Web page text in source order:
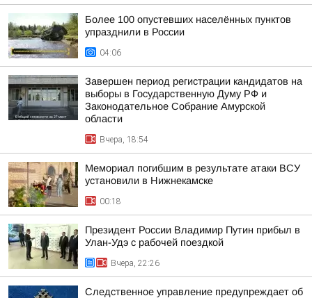
Более 100 опустевших населённых пунктов
упразднили в России
04:06
Завершен период регистрации кандидатов на
выборы в Государственную Думу РФ и
Законодательное Собрание Амурской
области
Вчера, 18:54
Мемориал погибшим в результате атаки ВСУ
установили в Нижнекамске
00:18
Президент России Владимир Путин прибыл в
Улан-Удэ с рабочей поездкой
Вчера, 22:26
Следственное управление предупреждает об